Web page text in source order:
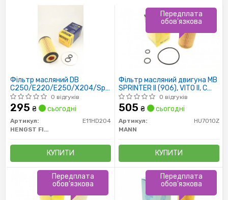
Фільтр масляний DB
C250/E220/E250/X204/Sprinter
CDI 08/08-
0 відгуків
295 ₴ сьогодні
Артикул:
E11HD204
HENGST FILTER
КУПИТИ
Фільтр масляний двигуна MB
SPRINTER II (906), VITO II, C
(W204/W205), E (S212) 06-
(пр-во MANN)
0 відгуків
505 ₴ сьогодні
Артикул:
HU7010Z
MANN
КУПИТИ
Передплата
обов'язкова
Передплата
обов'язкова
Передплата
обов'язкова